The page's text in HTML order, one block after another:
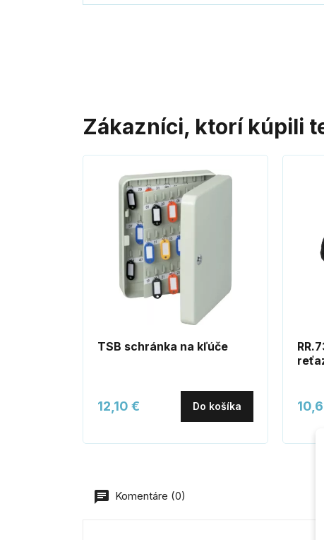
Zákazníci, ktorí kúpili
TSB schránka na kľúče
12,10 € Do košíka
Komentáre (0)